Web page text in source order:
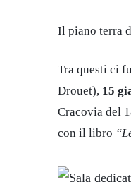
Il piano terra
Tra questi ci
Drouet), 15
Cracovia del
con il libro